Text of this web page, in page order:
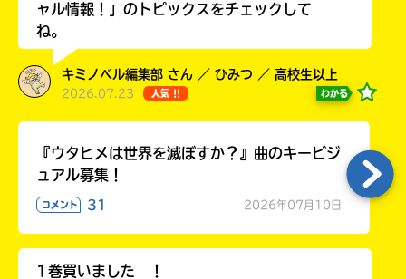
ャル情報！」のトピックスをチェックして
ね。
キミノベル編集部 さん ／ ひみつ ／ 高校生以上
2026.07.23 人気 !! わかる
『ウタヒメは世界を滅ぼすか？』曲のキービジ
ュアル募集！
コメント 31 2026年07月10日
1巻買いました ！